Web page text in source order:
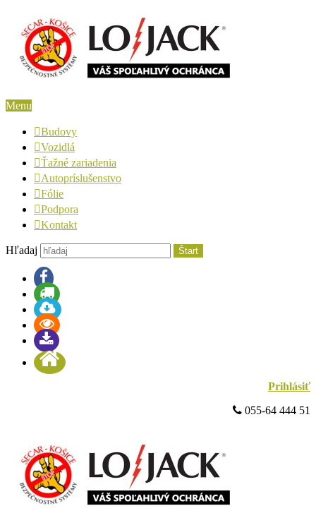
Menu
Budovy
Vozidlá
Ťažné zariadenia
Autopríslušenstvo
Fólie
Podpora
Kontakt
Hľadaj Štart
Prihlásiť
055-64 444 51